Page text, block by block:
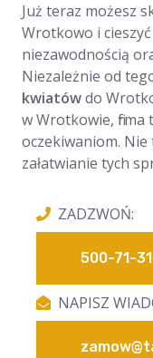
Już teraz możesz
Wrotkowo i
niezawodnością
Niezależnie od
kwiatówdo
w Wrotkowie,
oczekiwaniom.
załatwianie tych
ZADZWOŃ:
500-71-
NAPISZ